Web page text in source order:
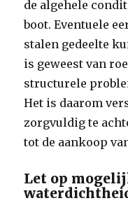
de algehele
boot. Eventuele
stalen gedeelte
is geweest van
structurele
Het is daarom
zorgvuldig te
tot de aankoop
Let op